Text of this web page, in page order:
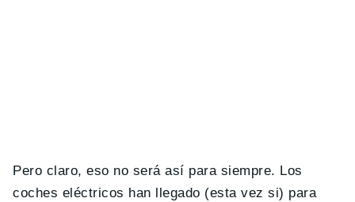
Pero claro, eso no será así para siempre. Los
coches eléctricos han llegado (esta vez si) para